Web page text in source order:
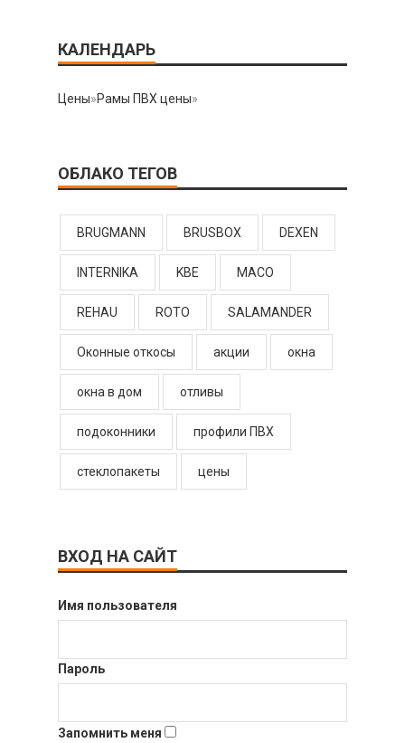
КАЛЕНДАРЬ
Цены»Рамы ПВХ цены»
ОБЛАКО ТЕГОВ
BRUGMANN BRUSBOX DEXEN
INTERNIKA KBE MACO
REHAU ROTO SALAMANDER
Оконные откосы акции окна
окна в дом отливы
подоконники профили ПВХ
стеклопакеты цены
ВХОД НА САЙТ
Имя пользователя
Пароль
Запомнить меня